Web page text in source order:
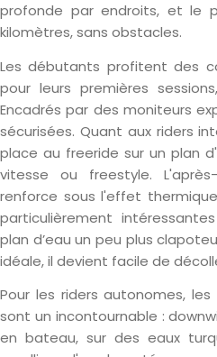
profonde par endroits, et le
kilomètres, sans obstacles.
Les débutants profitent des
pour leurs premières
Encadrés par des moniteurs
sécurisées. Quant aux riders
place au freeride sur un plan
vitesse ou freestyle.
renforce sous l'effet
particulièrement
plan d’eau un peu plus
idéale, il devient facile de
Pour les riders autonomes,
sont un incontournable :
en bateau, sur des eaux